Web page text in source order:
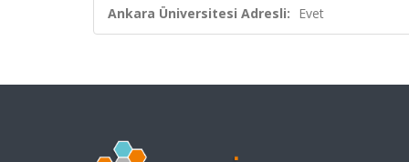
Ankara Üniversitesi Adresli: Evet